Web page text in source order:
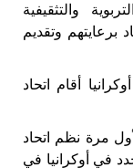
والتثقيفية
برعايتهم وتقديم
أقام اتحاد
مرة نظم اتحاد
في أوكرانيا في